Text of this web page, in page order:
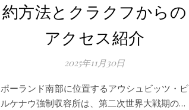
約方法とクラクフからの
アクセス紹介
2025年11月30日
ポーランド南部に位置するアウシュビッツ・ビ
ルケナウ強制収容所は、第二次世界大戦期の…